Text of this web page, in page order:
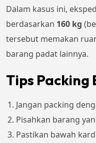
Dalam kasus ini,
berdasarkan 160 kg
tersebut memakan
barang padat lainnya.
Tips Packing
Jangan packing
Pisahkan barang
Pastikan bawah